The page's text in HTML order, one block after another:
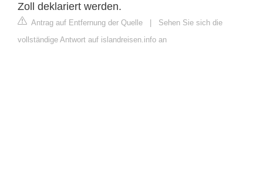
Zoll deklariert werden.
Antrag auf Entfernung der Quelle
Sehen Sie sich die
vollständige Antwort auf islandreisen.info an